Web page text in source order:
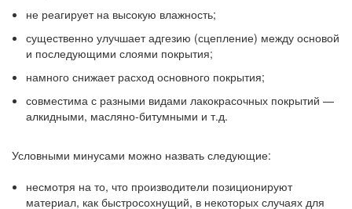
не реагирует на высокую влажность;
существенно улучшает адгезию (сцепление) между основой
и последующими слоями покрытия;
намного снижает расход основного покрытия;
совместима с разными видами лакокрасочных покрытий —
алкидными, масляно-битумными и т.д.
Условными минусами можно назвать следующие:
несмотря на то, что производители позиционируют
материал, как быстросохнущий, в некоторых случаях для